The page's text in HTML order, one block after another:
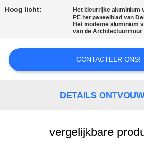
PRIVACYBELEID
Hoog licht: Het kleurrijke aluminium
PE het paneelblad van
Het moderne aluminium
van de Architectuurmuur
CONTACTEER ONS!
DETAILS
vergelijkbare